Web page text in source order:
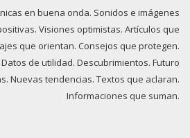
en buena onda. Sonidos e imágenes
Visiones optimistas. Artículos que
que orientan. Consejos que protegen.
de utilidad. Descubrimientos. Futuro
Nuevas tendencias. Textos que aclaran.
Informaciones que suman.